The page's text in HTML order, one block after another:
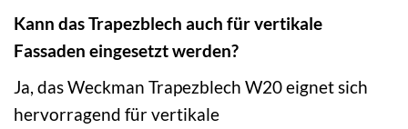
Kann das Trapezblech auch für vertikale
Fassaden eingesetzt werden?
Ja, das Weckman Trapezblech W20 eignet sich
hervorragend für vertikale